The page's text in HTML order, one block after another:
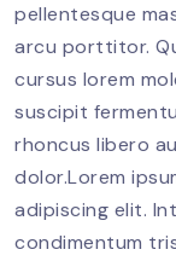
pellentesque
arcu porttitor.
cursus lorem
suscipit
rhoncus libero
dolor.Lorem
adipiscing elit.
condimentum